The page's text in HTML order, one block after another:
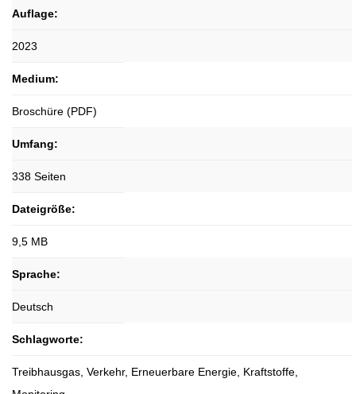
Auflage:
2023
Medium:
Broschüre (PDF)
Umfang:
338 Seiten
Dateigröße:
9,5 MB
Sprache:
Deutsch
Schlagworte:
Treibhausgas, Verkehr, Erneuerbare Energie, Kraftstoffe,